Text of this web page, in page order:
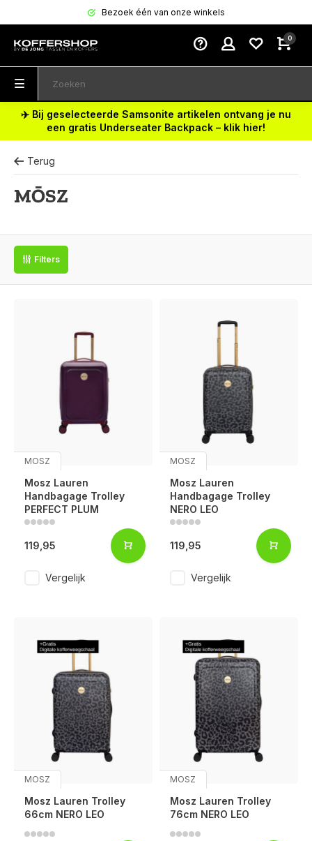
Bezoek één van onze winkels
0
✈️ Bij geselecteerde Samsonite artikelen ontvang je nu
een gratis Underseater Backpack – klik hier!
Terug
MŌSZ
Filters
MOSZ
Mosz Lauren
Handbagage Trolley
PERFECT PLUM
119,95
Vergelijk
MOSZ
Mosz Lauren
Handbagage Trolley
NERO LEO
119,95
Vergelijk
MOSZ
Mosz Lauren Trolley
66cm NERO LEO
MOSZ
Mosz Lauren Trolley
76cm NERO LEO